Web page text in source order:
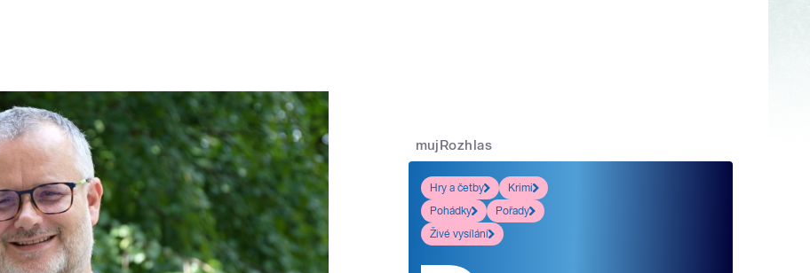
mujRozhlas
Hry a četby
Krimi
Pohádky
Pořady
Živé vysílání